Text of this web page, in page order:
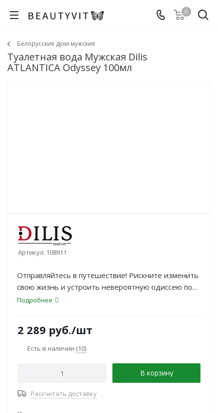
0
Белорусские духи мужские
Туалетная вода Мужская Dilis
ATLANTICA Odyssey 100мл
Артикул: 108911
Отправляйтесь в путешествие! Рискните изменить
свою жизнь и устроить невероятную одиссею по
местам, в которых всегда хотели побывать.
Подробнее
2 289 руб./шт
Есть в наличии (10)
В корзину
Рассчитать доставку